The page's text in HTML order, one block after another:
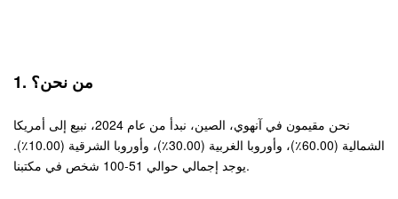
1. من نحن؟
نحن مقيمون في آنهوي، الصين، نبدأ من عام 2024، نبيع إلى أمريكا
الشمالية (60.00٪)، وأوروبا الغربية (30.00٪)، وأوروبا الشرقية (10.00٪).
يوجد إجمالي حوالي 51-100 شخص في مكتبنا.